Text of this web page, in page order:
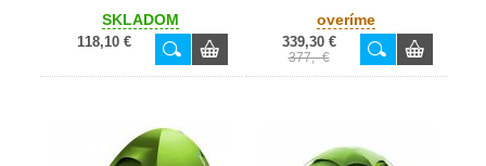
SKLADOM
118,10 €
overíme
339,30 €
377,- €